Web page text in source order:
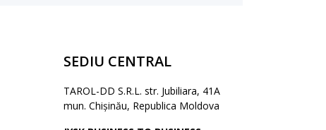
SEDIU CENTRAL
TAROL-DD S.R.L. str. Jubiliara, 41A
mun. Chișinău, Republica Moldova